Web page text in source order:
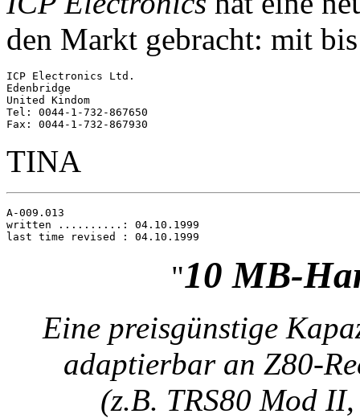
den Markt gebracht: mit
ICP Electronics Ltd.
Edenbridge
United Kindom
Tel: 0044-1-732-867650
TINA
A-009.013
written ..........: 04.10.1999
"10 MB-
Eine preisgünstige
adaptierbar an Z80-
(z.B. TRS80 Mod